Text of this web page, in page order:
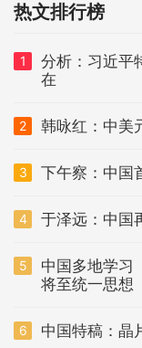
热文排行榜
1
分析：习近平
在
2 韩咏红：中美
3 下午察：中国
4 于泽远：中国
5
中国多地学习
将至统一思想
6 中国特稿：晶